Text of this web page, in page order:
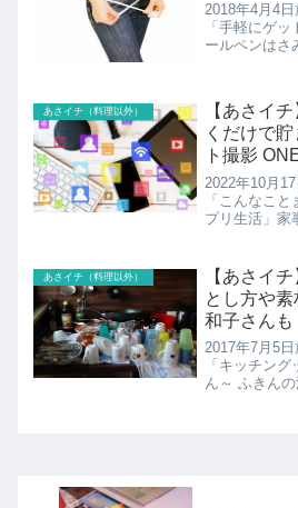
2018年4月4
「手軽にゲ
ールペンはさ
あさイチ（料理以外）
【あさイ
くだけで
ト撮影
2022年10月
「こんなこ
プリ生活」家
あさイチ（料理以外）
【あさイ
とし方や
和子さんも
2017年7月5
「キッチン
ん～ ふきん